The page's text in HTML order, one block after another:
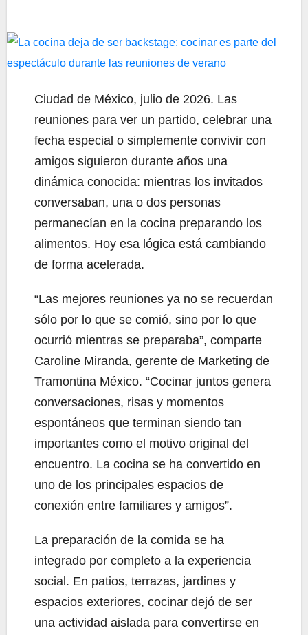
Ciudad de México, julio de 2026. Las
reuniones para ver un partido, celebrar una
fecha especial o simplemente convivir con
amigos siguieron durante años una
dinámica conocida: mientras los invitados
conversaban, una o dos personas
permanecían en la cocina preparando los
alimentos. Hoy esa lógica está cambiando
de forma acelerada.
“Las mejores reuniones ya no se recuerdan
sólo por lo que se comió, sino por lo que
ocurrió mientras se preparaba”, comparte
Caroline Miranda, gerente de Marketing de
Tramontina México. “Cocinar juntos genera
conversaciones, risas y momentos
espontáneos que terminan siendo tan
importantes como el motivo original del
encuentro. La cocina se ha convertido en
uno de los principales espacios de
conexión entre familiares y amigos”.
La preparación de la comida se ha
integrado por completo a la experiencia
social. En patios, terrazas, jardines y
espacios exteriores, cocinar dejó de ser
una actividad aislada para convertirse en